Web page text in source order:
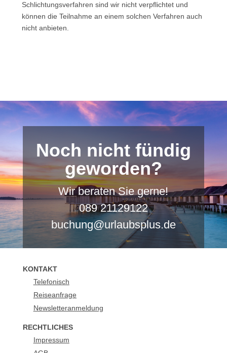
Schlichtungsverfahren sind wir nicht verpflichtet und
können die Teilnahme an einem solchen Verfahren auch
nicht anbieten.
Noch nicht fündig
geworden?
Wir beraten Sie gerne!
089 21129122
buchung@urlaubsplus.de
KONTAKT
Telefonisch
Reiseanfrage
Newsletteranmeldung
RECHTLICHES
Impressum